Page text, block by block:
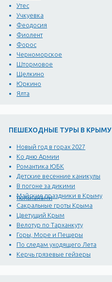
Утес
Учкуевка
Феодосия
Фиолент
Форос
Черноморское
Штормовое
Щелкино
Юркино
Ялта
ПЕШЕХОДНЫЕ ТУРЫ В КРЫМУ
Новый год в горах 2027
Ко дню Армии
Романтика ЮБК
Детские весенние каникулы
В погоне за дикими
тюльпанами
Майские праздники в Крыму
Сакральные гроты Крыма
Цветущий Крым
Велотур по Тарханкуту
Горы, Море и Пещеры
По следам уходящего Лета
Керчь грязевые гейзеры